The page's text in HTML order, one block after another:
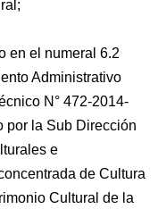
en el numeral 6.2
Administrativo
N° 472-2014-
por la Sub Dirección
e
de Cultura
Cultural de la